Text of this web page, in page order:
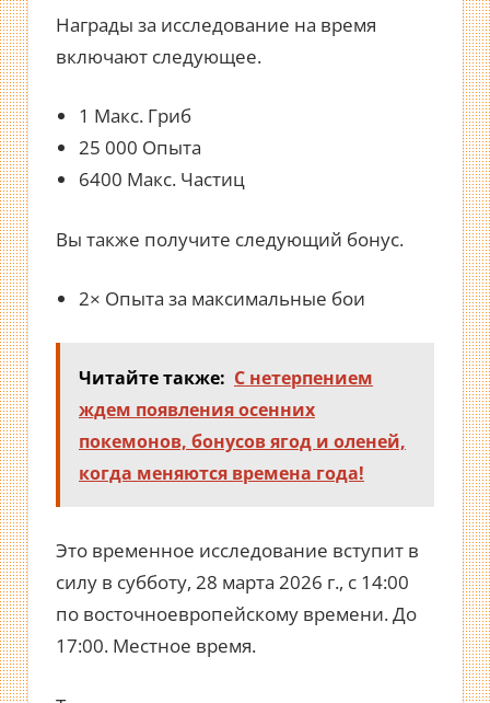
Награды за исследование на время
включают следующее.
1 Макс. Гриб
25 000 Опыта
6400 Макс. Частиц
Вы также получите следующий бонус.
2× Опыта за максимальные бои
Читайте также: С нетерпением
ждем появления осенних
покемонов, бонусов ягод и оленей,
когда меняются времена года!
Это временное исследование вступит в
силу в субботу, 28 марта 2026 г., с 14:00
по восточноевропейскому времени. До
17:00. Местное время.